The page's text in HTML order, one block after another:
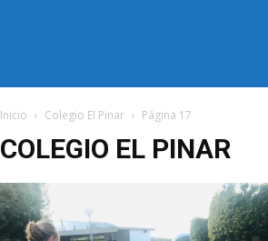
Inicio Colegio El Pinar Página 17
COLEGIO EL PINAR